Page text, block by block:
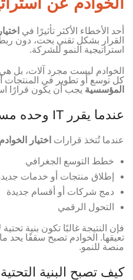
أحد الأخطاء الأكثر تأثيرًا في
القرار بشكل تقني بحت، دون
استراتيجية النمو للشركة.
الخوادم ليست مجرد آلات، بل
كل توسع أو تطوير في المنتجات
المؤسسية يجب أن يكون قرارًا
عندما يقرر IT وحده مستقبل النمو
عندما تُتخذ قرارات اختيار
خطط التوسع الجغرافي
إطلاق منتجات أو خدمات
دمج شركات أو أقسام جديدة
التحول الرقمي
فإن النتيجة غالبًا تكون بنية
تعيقها. الخوادم تصبح سقفًا يحد
منصة للنمو.
كيف تصبح البنية